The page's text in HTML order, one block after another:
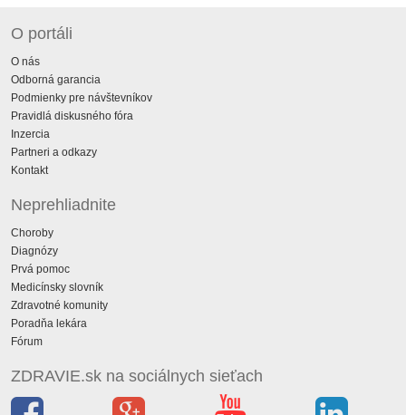
O portáli
O nás
Odborná garancia
Podmienky pre návštevníkov
Pravidlá diskusného fóra
Inzercia
Partneri a odkazy
Kontakt
Neprehliadnite
Choroby
Diagnózy
Prvá pomoc
Medicínsky slovník
Zdravotné komunity
Poradňa lekára
Fórum
ZDRAVIE.sk na sociálnych sieťach